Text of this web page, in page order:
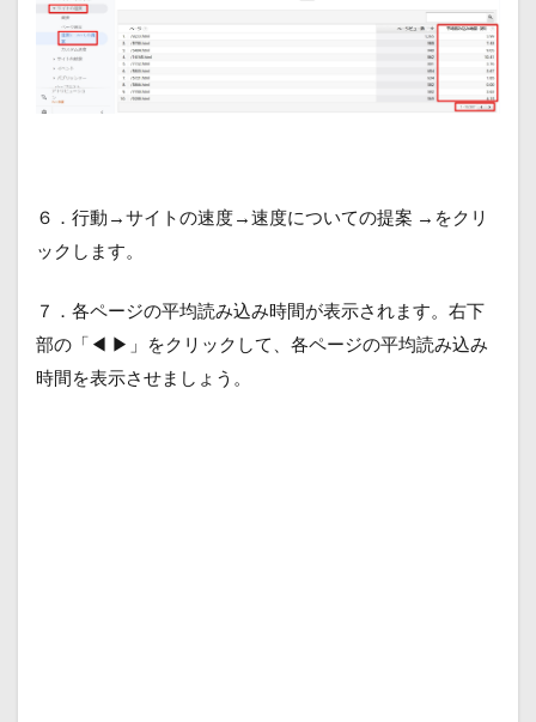
６．行動→サイトの速度→速度についての提案 →をクリ
ックします。
７．各ページの平均読み込み時間が表示されます。右下
部の「◀ ▶」をクリックして、各ページの平均読み込み
時間を表示させましょう。